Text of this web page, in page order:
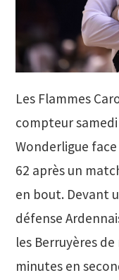
Les Flammes
compteur
Wonderligue
62 après un
en bout. Devant
défense
les Berruyères
minutes en